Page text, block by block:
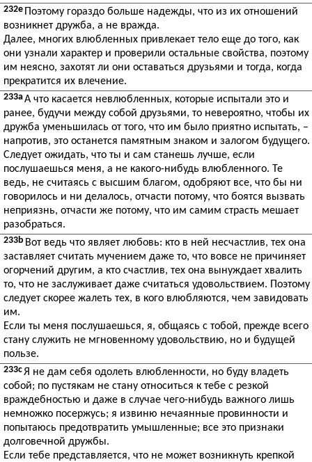
232e Поэтому гораздо больше надежды, что из их отношений
возникнет дружба, а не вражда.
Далее, многих влюбленных привлекает тело еще до того, как
они узнали характер и проверили остальные свойства, поэтому
им неясно, захотят ли они оставаться друзьями и тогда, когда
прекратится их влечение.
233aА что касается невлюбленных, которые испытали это и
ранее, будучи между собой друзьями, то невероятно, чтобы их
дружба уменьшилась от того, что им было приятно испытать, –
напротив, это останется памятным знаком и залогом будущего.
Следует ожидать, что ты и сам станешь лучше, если
послушаешься меня, а не какого-нибудь влюбленного. Те
ведь, не считаясь с высшим благом, одобряют все, что бы ни
говорилось и ни делалось, отчасти потому, что боятся вызвать
неприязнь, отчасти же потому, что им самим страсть мешает
разобраться.
233b Вот ведь что являет любовь: кто в ней несчастлив, тех она
заставляет считать мучением даже то, что вовсе не причиняет
огорчений другим, а кто счастлив, тех она вынуждает хвалить
то, что не заслуживает даже считаться удовольствием. Поэтому
следует скорее жалеть тех, в кого влюбляются, чем завидовать
им.
Если ты меня послушаешься, я, общаясь с тобой, прежде всего
стану служить не мгновенному удовольствию, но и будущей
пользе.
233cЯ не дам себя одолеть влюбленности, но буду владеть
собой; по пустякам не стану относиться к тебе с резкой
враждебностью и даже в случае чего-нибудь важного лишь
немножко посержусь; я извиню нечаянные провинности и
попытаюсь предотвратить умышленные; все это признаки
долговечной дружбы.
Если тебе представляется, что не может возникнуть крепкой